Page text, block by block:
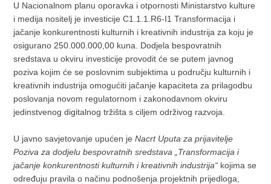
U Nacionalnom planu oporavka i otpornosti Ministarstvo kulture
i medija nositelj je investicije C1.1.1.R6-I1 Transformacija i
jačanje konkurentnosti kulturnih i kreativnih industrija za koju je
osigurano 250.000.000,00 kuna. Dodjela bespovratnih
sredstava u okviru investicije provodit će se putem javnog
poziva kojim će se poslovnim subjektima u području kulturnih i
kreativnih industrija omogućiti jačanje kapaciteta za prilagodbu
poslovanja novom regulatornom i zakonodavnom okviru
jedinstvenog digitalnog tržišta s ciljem održivog razvoja.
U javno savjetovanje upućen jeNacrt Uputa za prijavitelje
Poziva za dodjelu bespovratnih sredstava „Transformacija i
jačanje konkurentnosti kulturnih i kreativnih industrija“ kojima se
određuju pravila o načinu podnošenja projektnih prijedloga,